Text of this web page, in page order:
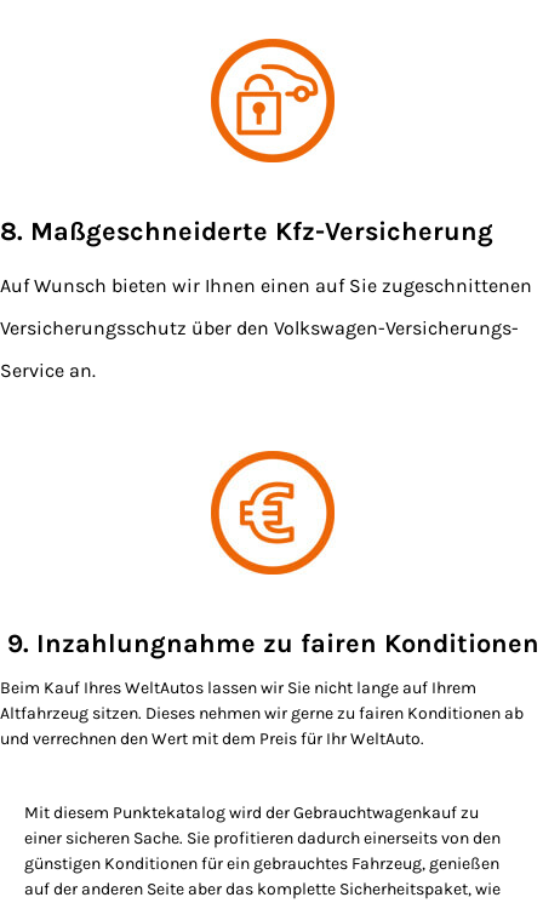
8. Maßgeschneiderte Kfz-Versicherung
Auf Wunsch bieten wir Ihnen einen auf Sie zugeschnittenen
Versicherungsschutz über den Volkswagen-Versicherungs-
Service an.
9. Inzahlungnahme zu fairen Konditionen
Beim Kauf Ihres WeltAutos lassen wir Sie nicht lange auf Ihrem
Altfahrzeug sitzen. Dieses nehmen wir gerne zu fairen Konditionen ab
und verrechnen den Wert mit dem Preis für Ihr WeltAuto.
Mit diesem Punktekatalog wird der Gebrauchtwagenkauf zu
einer sicheren Sache. Sie profitieren dadurch einerseits von den
günstigen Konditionen für ein gebrauchtes Fahrzeug, genießen
auf der anderen Seite aber das komplette Sicherheitspaket, wie